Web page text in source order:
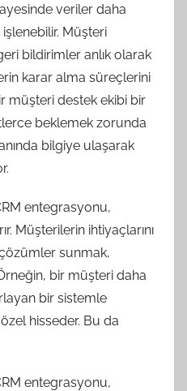
veriler daha
Müşteri
bildirimler anlık olarak
karar alma süreçlerini
müşteri destek ekibi bir
beklemek zorunda
bilgiye ulaşarak
entegrasyonu,
Müşterilerin ihtiyaçlarını
sunmak,
bir müşteri daha
bir sistemle
özel hisseder. Bu da
entegrasyonu,